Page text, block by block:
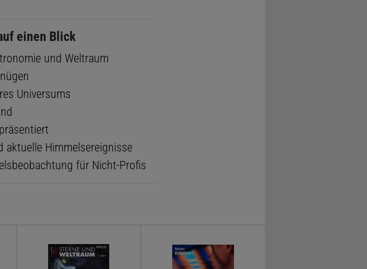
einen Blick
und Weltraum
Universums
Himmelsereignisse
für Nicht-Profis